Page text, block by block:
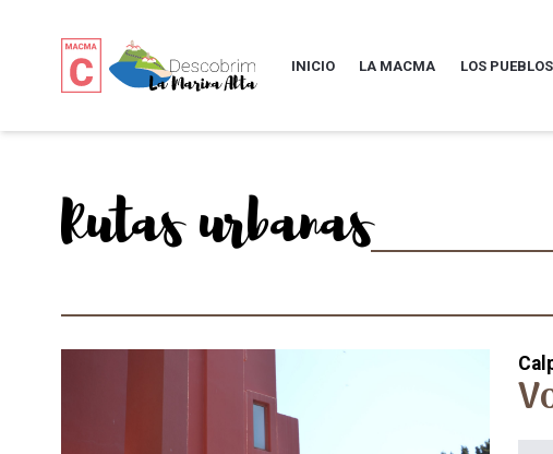
INICIO LA MACMA LOS PUEBLOS
Rutas urbanas